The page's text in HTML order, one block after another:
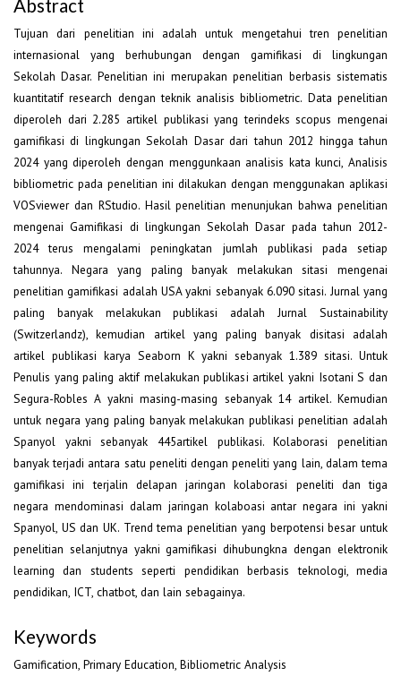
Abstract
Tujuan dari penelitian ini adalah untuk mengetahui tren penelitian
internasional yang berhubungan dengan gamifikasi di lingkungan
Sekolah Dasar. Penelitian ini merupakan penelitian berbasis sistematis
kuantitatif research dengan teknik analisis bibliometric. Data penelitian
diperoleh dari 2.285 artikel publikasi yang terindeks scopus mengenai
gamifikasi di lingkungan Sekolah Dasar dari tahun 2012 hingga tahun
2024 yang diperoleh dengan menggunkaan analisis kata kunci, Analisis
bibliometric pada penelitian ini dilakukan dengan menggunakan aplikasi
VOSviewer dan RStudio. Hasil penelitian menunjukan bahwa penelitian
mengenai Gamifikasi di lingkungan Sekolah Dasar pada tahun 2012-
2024 terus mengalami peningkatan jumlah publikasi pada setiap
tahunnya. Negara yang paling banyak melakukan sitasi mengenai
penelitian gamifikasi adalah USA yakni sebanyak 6.090 sitasi. Jurnal yang
paling banyak melakukan publikasi adalah Jurnal Sustainability
(Switzerlandz), kemudian artikel yang paling banyak disitasi adalah
artikel publikasi karya Seaborn K yakni sebanyak 1.389 sitasi. Untuk
Penulis yang paling aktif melakukan publikasi artikel yakni Isotani S dan
Segura-Robles A yakni masing-masing sebanyak 14 artikel. Kemudian
untuk negara yang paling banyak melakukan publikasi penelitian adalah
Spanyol yakni sebanyak 445artikel publikasi. Kolaborasi penelitian
banyak terjadi antara satu peneliti dengan peneliti yang lain, dalam tema
gamifikasi ini terjalin delapan jaringan kolaborasi peneliti dan tiga
negara mendominasi dalam jaringan kolaboasi antar negara ini yakni
Spanyol, US dan UK. Trend tema penelitian yang berpotensi besar untuk
penelitian selanjutnya yakni gamifikasi dihubungkna dengan elektronik
learning dan students seperti pendidikan berbasis teknologi, media
pendidikan, ICT, chatbot, dan lain sebagainya.
Keywords
Gamification, Primary Education, Bibliometric Analysis